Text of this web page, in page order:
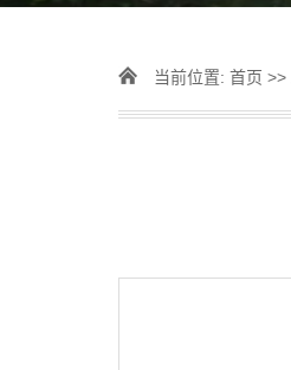
当前位置: 首页 >>